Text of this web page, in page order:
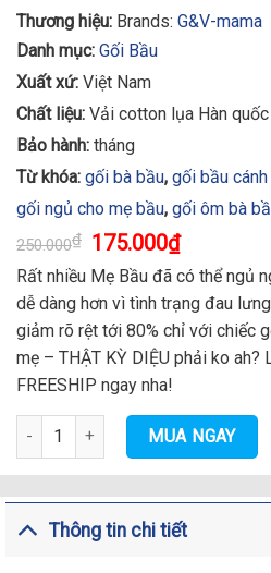
Thương hiệu: Brands: G&V-mama
Danh mục: Gối Bầu
Xuất xứ: Việt Nam
Chất liệu: Vải cotton lụa Hàn quốc
Bảo hành: tháng
Từ khóa: gối bà bầu, gối bầu
gối ngủ cho mẹ bầu, gối ôm bà
250.000₫ 175.000₫
Rất nhiều Mẹ Bầu đã có thể ngủ
dễ dàng hơn vì tình trạng đau
giảm rõ rệt tới 80% chỉ với chiếc
mẹ – THẬT KỲ DIỆU phải ko ah?
FREESHIP ngay nha!
Gối ngủ cho mẹ bầu chính hãng, an
MUA NGAY
Thông tin chi tiết